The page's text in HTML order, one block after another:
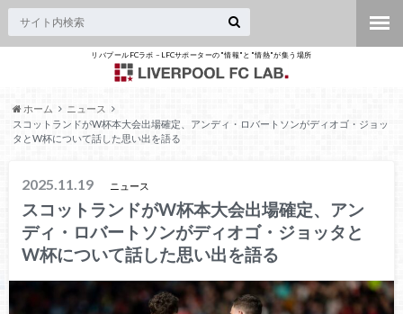
リバプールFCラボ – LFCサポーターの"情報"と"情熱"が集う場所
ホーム
ニュース
スコットランドがW杯本大会出場確定、アンディ・ロバートソンがディオゴ・ジョッ
タとW杯について話した思い出を語る
2025.11.19 ニュース
スコットランドがW杯本大会出場確定、アン
ディ・ロバートソンがディオゴ・ジョッタと
W杯について話した思い出を語る